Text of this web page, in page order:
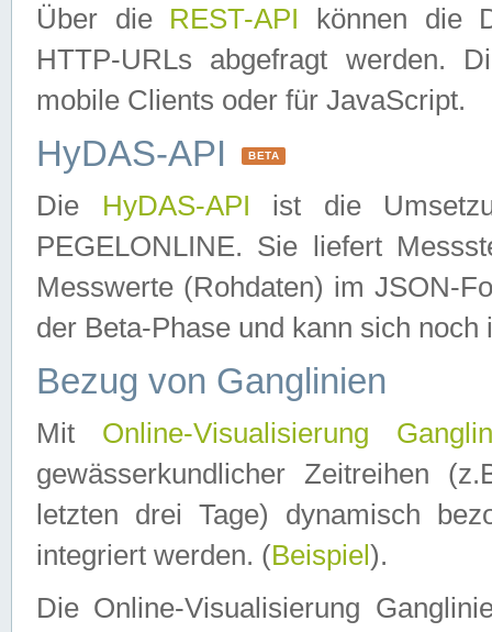
Über die REST-API können die
HTTP-URLs abgefragt werden.
mobile Clients oder für JavaScript.
HyDAS-API BETA
Die HyDAS-API ist die
PEGELONLINE. Sie liefert
Messwerte (Rohdaten) im JSON-
der Beta-Phase und kann sich noch
Bezug von Ganglinien
Mit Online-Visualisierung
gewässerkundlicher Zeitreihen
letzten drei Tage) dynamisch
integriert werden. (Beispiel ).
Die Online-Visualisierung